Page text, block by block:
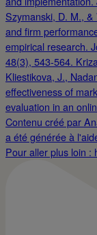
Pour aller plus loin :